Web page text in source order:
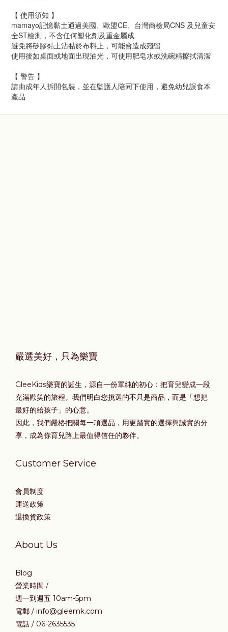
【 使用須知 】
mamayo記憶黏土通過美國、歐盟CE、台灣商檢局CNS 及兒童安
全ST檢測，不含任何塑化劑及重金屬成
避免將矽膠黏土沾黏於布料上，可能會造成殘留
使用後如桌面或地面出現油光，可使用肥皂水或洗碗精擦拭清潔
【 警告 】
請由成年人拆開包裝，並在監護人陪同下使用，避免幼兒誤食本
產品
嚴選美好，只為樂寶
GleeKids樂寶的誕生，源自一份單純的初心：把育兒變成一段
充滿歡笑的旅程。我們明白您挑選的不只是商品，而是「想把
最好的給孩子」的心意。
因此，我們嚴格把關每一項選品，用更踏實的選擇與誠實的分
享，成為你育兒路上最值得信任的夥伴。
Customer Service
會員制度
運送政策
退換貨政策
About Us
Blog
營業時間 /
週一到週五 10am-5pm
電郵 / info@gleemk.com
電話 / 06-2635535